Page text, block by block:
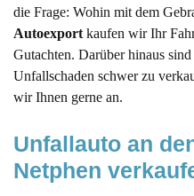
die Frage: Wohin mit dem
Autoexport kaufen wir Ihr
Gutachten. Darüber hinaus
Unfallschaden schwer zu
wir Ihnen gerne an.
Unfallauto an
Netphen